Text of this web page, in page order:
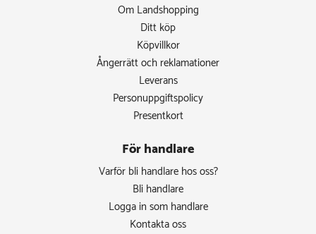
Om Landshopping
Ditt köp
Köpvillkor
Ångerrätt och reklamationer
Leverans
Personuppgiftspolicy
Presentkort
För handlare
Varför bli handlare hos oss?
Bli handlare
Logga in som handlare
Kontakta oss